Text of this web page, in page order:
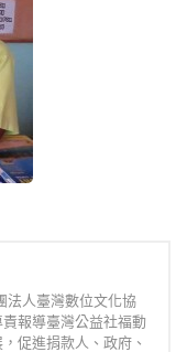
法人臺灣數位文化協
報導臺灣公益社福動
促進捐款人、政府、